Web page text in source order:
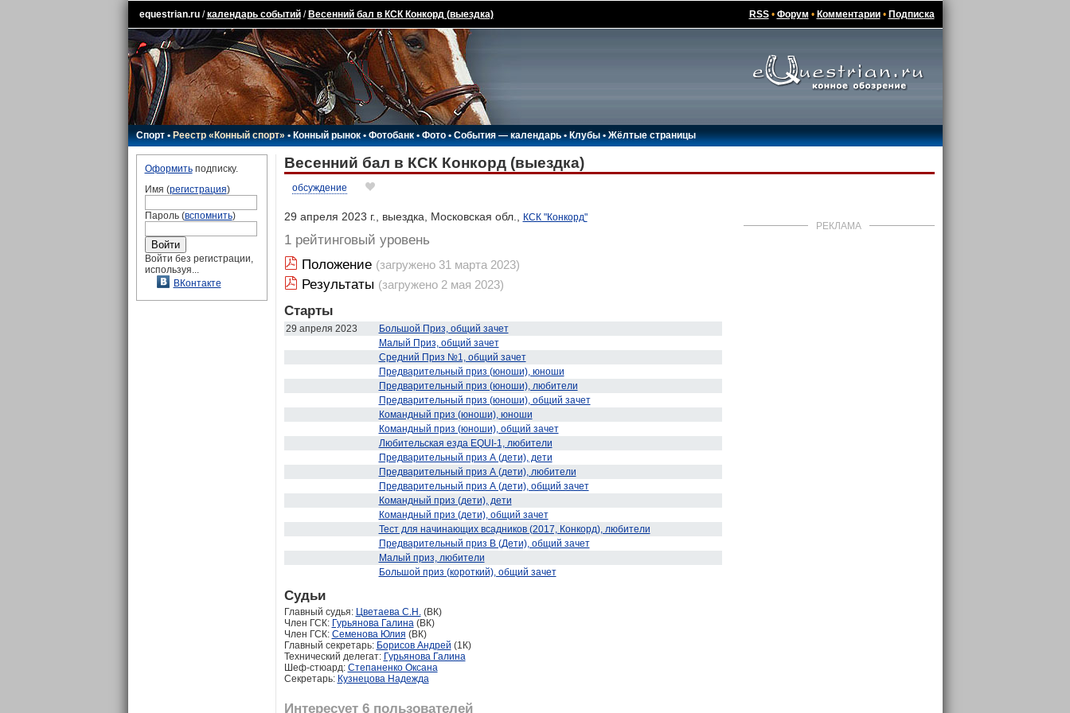
equestrian.ru/календарь событий/ Весенний бал в КСК Конкорд (выездка) RSS• Форум • Комментарии• Подписка
Спорт•Реестр «Конный спорт»•Конный рынок•Фотобанк •Фото•События — календарь•Клубы •Жёлтые страницы
Оформитьподписку.
Имя (регистрация)
Пароль (вспомнить)
Войти без регистрации,
используя...
ВКонтакте
Весенний бал в КСК Конкорд (выездка)
обсуждение
РЕКЛАМА
29 апреля 2023 г., выездка, Московская обл., КСК "Конкорд"
1 рейтинговый уровень
Положение (загружено 31 марта 2023)
Результаты (загружено 2 мая 2023)
Старты
29 апреля 2023
Большой Приз, общий зачет
Малый Приз, общий зачет
Средний Приз №1, общий зачет
Предварительный приз (юноши), юноши
Предварительный приз (юноши), любители
Предварительный приз (юноши), общий зачет
Командный приз (юноши), юноши
Командный приз (юноши), общий зачет
Любительская езда EQUI-1, любители
Предварительный приз А (дети), дети
Предварительный приз А (дети), любители
Предварительный приз А (дети), общий зачет
Командный приз (дети), дети
Командный приз (дети), общий зачет
Тест для начинающих всадников (2017, Конкорд), любители
Предварительный приз В (Дети), общий зачет
Малый приз, любители
Большой приз (короткий), общий зачет
Судьи
Главный судья: Цветаева С.Н.(ВК)
Член ГСК: Гурьянова Галина(ВК)
Член ГСК: Семенова Юлия (ВК)
Главный секретарь: Борисов Андрей (1К)
Технический делегат: Гурьянова Галина
Шеф-стюард: Степаненко Оксана
Секретарь: Кузнецова Надежда
Интересует 6 пользователей